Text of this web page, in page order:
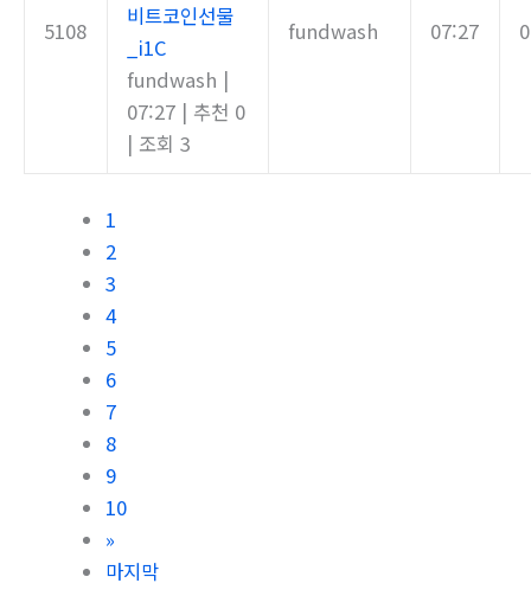
5108
비트코인선물
_i1C
fundwash |
07:27 | 추천 0
| 조회 3
fundwash 07:27 0
1
2
3
4
5
6
7
8
9
10
»
마지막